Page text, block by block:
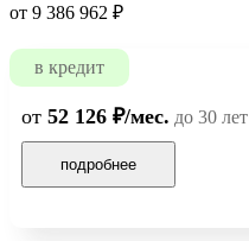
от 9 386 962 ₽
в кредит
от 52 126 ₽/мес. до 30 лет
подробнее